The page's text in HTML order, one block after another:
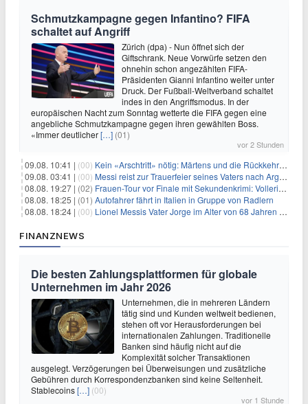
Schmutzkampagne gegen Infantino? FIFA
schaltet auf Angriff
Zürich (dpa) - Nun öffnet sich der
Giftschrank. Neue Vorwürfe setzen den
ohnehin schon angezählten FIFA-
Präsidenten Gianni Infantino weiter unter
Druck. Der Fußball-Weltverband schaltet
indes in den Angriffsmodus. In der
europäischen Nacht zum Sonntag wetterte die FIFA gegen eine
angebliche Schmutzkampagne gegen ihren gewählten Boss.
«Immer deutlicher[…] (01)
vor 2 Stunden
09.08. 10:41 | (00) Kein «Arschtritt» nötig: Märtens und die Rückkehr nach Paris
09.08. 03:41 | (00) Messi reist zur Trauerfeier seines Vaters nach Argentinien
08.08. 19:27 | (02) Frauen-Tour vor Finale mit Sekundenkrimi: Vollering in Gelb
08.08. 18:25 | (01) Autofahrer fährt in Italien in Gruppe von Radlern
08.08. 18:24 | (00) Lionel Messis Vater Jorge im Alter von 68 Jahren gestorben
FINANZNEWS
Die besten Zahlungsplattformen für globale
Unternehmen im Jahr 2026
Unternehmen, die in mehreren Ländern
tätig sind und Kunden weltweit bedienen,
stehen oft vor Herausforderungen bei
internationalen Zahlungen. Traditionelle
Banken sind häufig nicht auf die
Komplexität solcher Transaktionen
ausgelegt. Verzögerungen bei Überweisungen und zusätzliche
Gebühren durch Korrespondenzbanken sind keine Seltenheit.
Stablecoins[…] (00)
vor 1 Stunde